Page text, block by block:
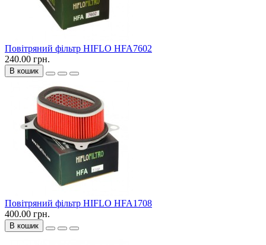
Повітряний фільтр HIFLO HFA7602
240.00 грн.
В кошик
Повітряний фільтр HIFLO HFA1708
400.00 грн.
В кошик